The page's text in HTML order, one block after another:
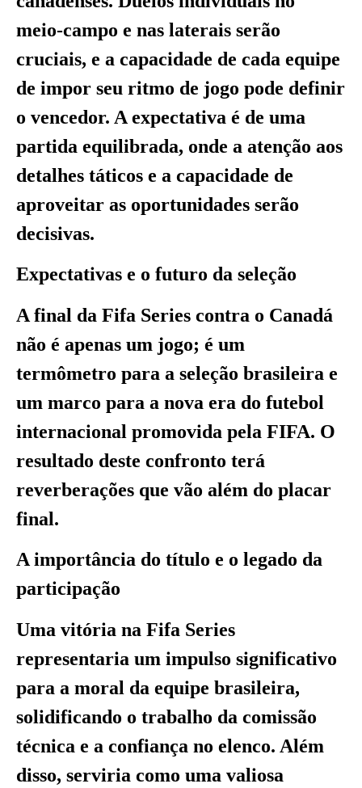
meio-campo e nas laterais serão
cruciais, e a capacidade de cada equipe
de impor seu ritmo de jogo pode definir
o vencedor. A expectativa é de uma
partida equilibrada, onde a atenção aos
detalhes táticos e a capacidade de
aproveitar as oportunidades serão
decisivas.
Expectativas e o futuro da seleção
A final da Fifa Series contra o Canadá
não é apenas um jogo; é um
termômetro para a seleção brasileira e
um marco para a nova era do futebol
internacional promovida pela FIFA. O
resultado deste confronto terá
reverberações que vão além do placar
final.
A importância do título e o legado da
participação
Uma vitória na Fifa Series
representaria um impulso significativo
para a moral da equipe brasileira,
solidificando o trabalho da comissão
técnica e a confiança no elenco. Além
disso, serviria como uma valiosa